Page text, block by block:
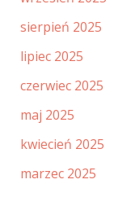
sierpień 2025
lipiec 2025
czerwiec 2025
maj 2025
kwiecień 2025
marzec 2025